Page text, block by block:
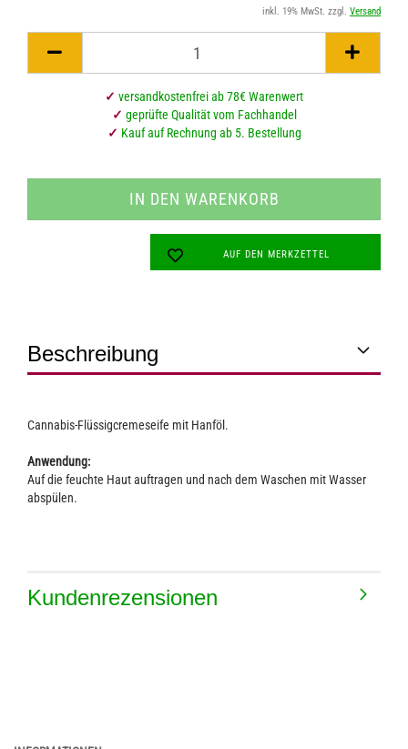
inkl. 19% MwSt. zzgl. Versand
✓ versandkostenfrei ab 78€ Warenwert
✓ geprüfte Qualität vom Fachhandel
✓ Kauf auf Rechnung ab 5. Bestellung
AUF DEN MERKZETTEL
Beschreibung
Cannabis-Flüssigcremeseife mit Hanföl.
Anwendung:
Auf die feuchte Haut auftragen und nach dem Waschen mit Wasser
abspülen.
Kundenrezensionen